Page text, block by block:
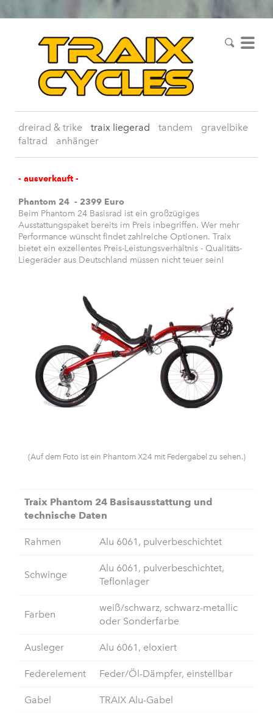
dreirad & trike traix liegerad tandem
gravelbike
faltrad
anhänger
- ausverkauft -
Phantom 24 - 2399 Euro
Beim Phantom 24 Basisrad ist ein großzügiges
Ausstattungspaket bereits im Preis inbegriffen. Wer mehr
Performance wünscht findet zahlreiche Optionen. Traix
bietet ein exzellentes Preis-Leistungsverhältnis - Qualitäts-
Liegeräder aus Deutschland müssen nicht teuer sein!
(Auf dem Foto ist ein Phantom X24 mit Federgabel zu sehen.)
Traix Phantom 24 Basisausstattung und
technische Daten
Rahmen Alu 6061, pulverbeschichtet
Schwinge
Alu 6061, pulverbeschichtet,
Teflonlager
Farben
weiß/schwarz, schwarz-metallic
oder Sonderfarbe
Ausleger Alu 6061, eloxiert
Federelement Feder/Öl-Dämpfer, einstellbar
Gabel TRAIX Alu-Gabel